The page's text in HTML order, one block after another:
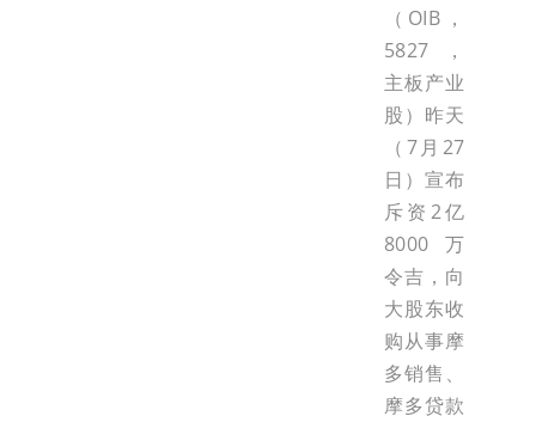
（OIB，
5827，
主板产业
股）昨天
（7月27
日）宣布
斥资2亿
8000万
令吉，向
大股东收
购从事摩
多销售、
摩多贷款